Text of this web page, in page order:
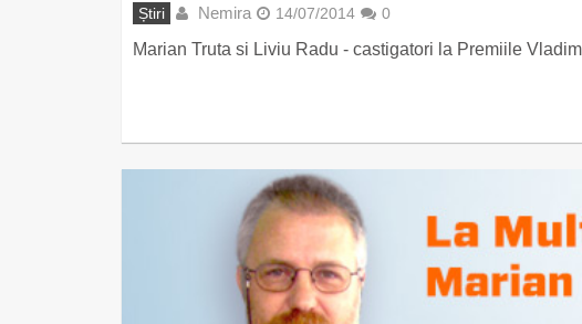
Știri Nemira 14/07/2014 0
Marian Truta si Liviu Radu - castigatori la Premiile